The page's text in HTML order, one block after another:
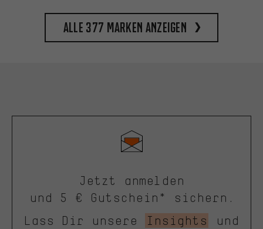
Alle 377 Marken anzeigen
Jetzt anmelden
und 5 € Gutschein* sichern.
Lass Dir unsere
Insights
und